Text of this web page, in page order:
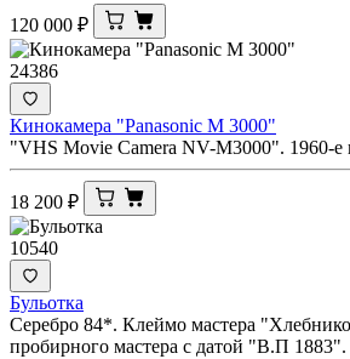
120 000 ₽
24386
Кинокамера "Panasonic M 3000"
"VHS Movie Camera NV-M3000". 1960-е
18 200 ₽
10540
Бульотка
Серебро 84*. Клеймо мастера
пробирного мастера с датой "В.П